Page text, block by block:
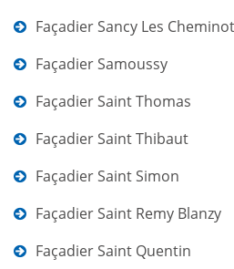
Façadier Sancy Les
Façadier Samoussy
Façadier Saint Thomas
Façadier Saint Thibaut
Façadier Saint Simon
Façadier Saint Remy Blanzy
Façadier Saint Quentin